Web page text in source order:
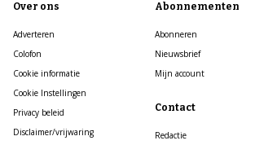
Over ons
Adverteren
Colofon
Cookie informatie
Cookie Instellingen
Privacy beleid
Disclaimer/vrijwaring
Abonnementen
Abonneren
Nieuwsbrief
Mijn account
Contact
Redactie